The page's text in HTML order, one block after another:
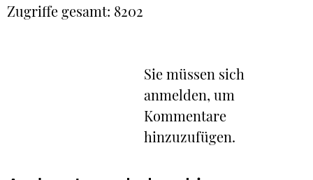
Zugriffe gesamt: 8202
Sie müssen sich
anmelden, um
Kommentare
hinzuzufügen.